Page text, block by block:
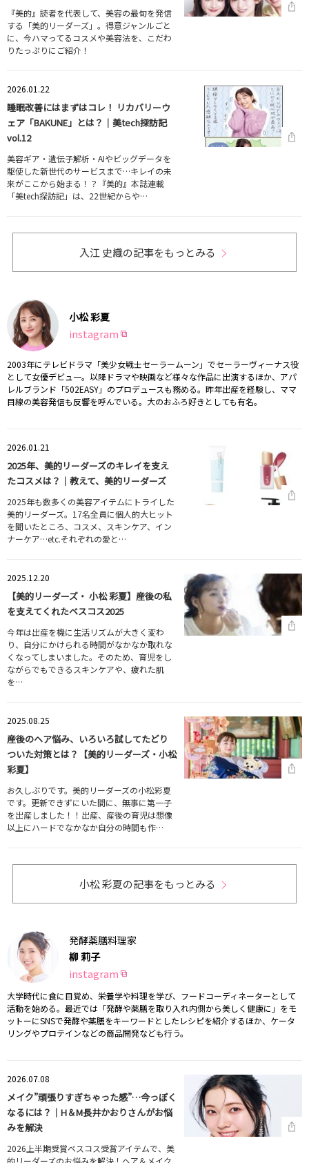
『美的』読者を代表して、美容の最旬を発信
する「美的リーダーズ」。得意ジャンルごと
に、今ハマってるコスメや美容法を、こだわ
りたっぷりにご紹介！
2026.01.22
睡眠改善にはまずはコレ！ リカバリーウ
ェア「BAKUNE」とは？｜美tech探訪記
vol.12
美容ギア・遺伝子解析・AIやビッグデータを
駆使した新世代のサービスまで…キレイの未
来がここから始まる！？『美的』本誌連載
「美tech探訪記」は、22世紀からや…
入江 史織の記事をもっとみる
小松 彩夏
instagram
2003年にテレビドラマ「美少女戦士セーラームーン」でセーラーヴィーナス役
として女優デビュ一。以降ドラマや映画など様々な作品に出演するほか、アパ
レルブランド「502EASY」のプロデュースも務める。昨年出産を経験し、ママ
目線の美容発信も反響を呼んでいる。大のおふろ好きとしても有名。
2026.01.21
2025年、美的リーダーズのキレイを支え
たコスメは？｜教えて、美的リーダーズ
2025年も数多くの美容アイテムにトライした
美的リーダーズ。17名全員に個人的大ヒット
を聞いたところ、コスメ、スキンケア、イン
ナーケア…etc.それぞれの愛と…
2025.12.20
【美的リーダーズ・ 小松 彩夏】産後の私
を支えてくれたベスコス2025
今年は出産を機に生活リズムが大きく変わ
り、自分にかけられる時間がなかなか取れな
くなってしまいました。そのため、育児をし
ながらでもできるスキンケアや、疲れた肌
を…
2025.08.25
産後のヘア悩み、いろいろ試してたどり
ついた対策とは？【美的リーダーズ・小松
彩夏】
お久しぶりです。美的リーダーズの小松彩夏
です。⁡更新できずにいた間に、無事に第一子
を出産しました！！出産、産後の育児は想像
以上にハードでなかなか自分の時間も作…
小松 彩夏の記事をもっとみる
発酵薬膳料理家
柳 莉子
instagram
大学時代に食に目覚め、栄養学や料理を学び、フードコーディネーターとして
活動を始める。最近では「発酵や薬膳を取り入れ内側から美しく健康に」をモ
ットーにSNSで発酵や薬膳をキーワードとしたレシピを紹介するほか、ケータ
リングやプロテインなどの商品開発なども行う。
2026.07.08
メイク”頑張りすぎちゃった感”…今っぽく
なるには？｜H＆M長井かおりさんがお悩
みを解決
2026上半期受賞ベスコス受賞アイテムで、美
的リーダーズのお悩みを解決！ヘア＆メイク